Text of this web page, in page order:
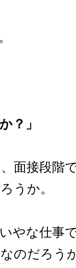
？」
面接段階
うか。
やな仕事
のだろう